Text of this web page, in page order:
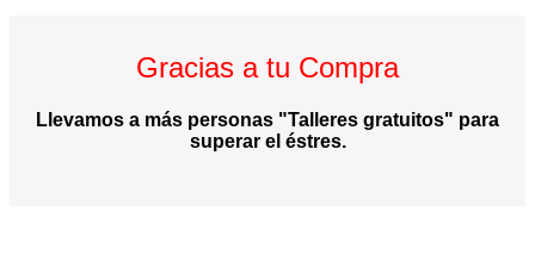
Gracias a tu Compra
Llevamos a más personas "Talleres gratuitos" para
superar el éstres.